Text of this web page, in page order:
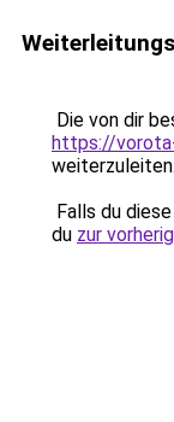
Die von dir
https://
weiterzuleiten.
Falls du
du zur